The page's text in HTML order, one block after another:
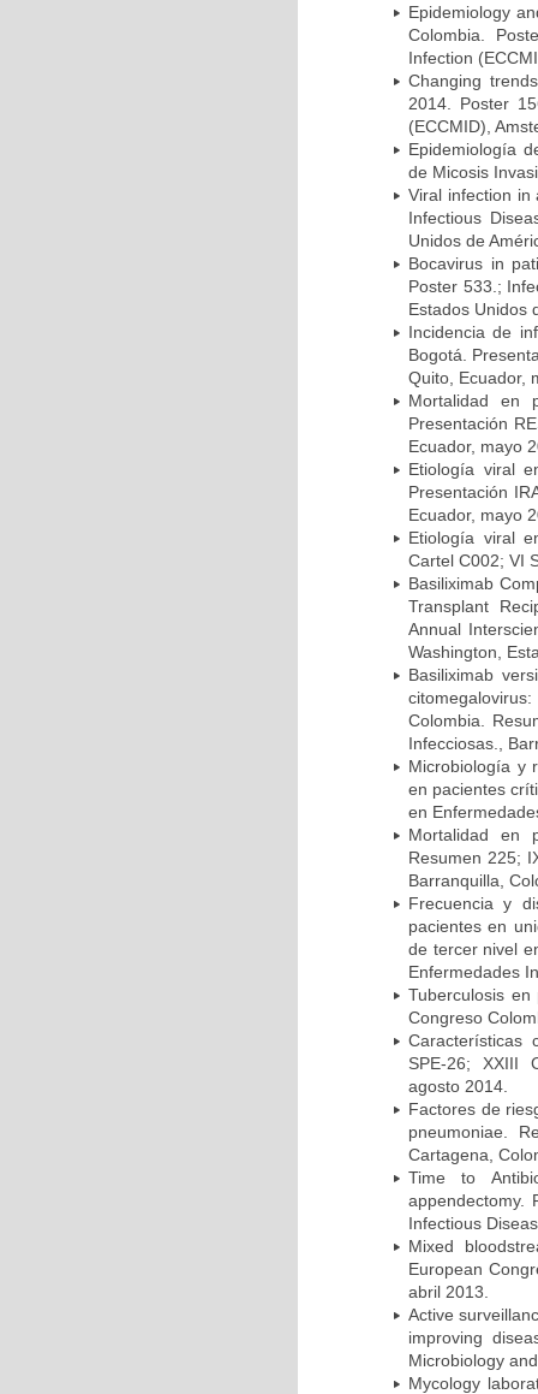
Epidemiology
Colombia.
Infection
Changing
2014. Poster
(ECCMID),
Epidemiología
de Micosis
Viral infection in
Infectious
Unidos de
Bocavirus in
Poster 533.;
Estados Unidos
Incidencia de
Bogotá.
Quito, Ecuador,
Mortalidad en
Presentación
Ecuador, mayo
Etiología viral
Presentación
Ecuador, mayo
Etiología viral
Cartel C002; VI
Basiliximab
Transplant
Annual
Washington,
Basiliximab
Colombia.
Infecciosas.,
Microbiología y
en pacientes
en
Mortalidad en
Resumen 225;
Barranquilla,
Frecuencia y
pacientes en
de tercer nivel
Enfermedades
Tuberculosis
Congreso
Características
SPE-26; XXIII
agosto 2014.
Factores de
pneumoniae.
Cartagena,
Time to
appendectomy.
Infectious
Mixed
European
abril 2013.
Active
improving
Microbiology
Mycology